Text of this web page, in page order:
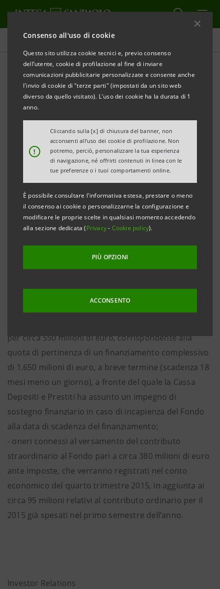
Consenso all'uso di cookie
Questo sito utilizza cookie tecnici e, previo consenso
dell’utente, cookie di profilazione al fine di inviare
comunicazioni pubblicitarie personalizzate e consente anche
l'invio di cookie di "terze parti" (impostati da un sito web
diverso da quello visitato). L'uso dei cookie ha la durata di 1
anno.
!
Cliccando sulla [x] di chiusura del banner, non
acconsenti all’uso dei cookie di profilazione. Non
potremo, perciò, personalizzare la tua esperienza
di navigazione, né offrirti contenuti in linea con le
tue preferenze o i tuoi comportamenti online.
È possibile consultare l'informativa estesa, prestare o meno
il consenso ai cookie o personalizzarne la configurazione e
modificare le proprie scelte in qualsiasi momento accedendo
alla sezione dedicata (Privacy- Cookie policy).
PIÙ OPZIONI
ACCONSENTO
Comunicati stampa
STAMPA AGGIORNA
INTESA SANPAOLOPARTECIPA PRO-QUOTA AL
PROCESSO DI RISOLUZIONE DI QUATTRO BANCHE
Torino, Milano, 23 novembre 2015– Intesa Sanpaolo
informa che gli interventi pro-quota previsti dal
processo di risoluzione di Banca delle Marche, Banca
Popolare dell’Etruria e del Lazio, Cassa di Risparmio
della Provincia di Chieti e Cassa di Risparmio di
Ferrara comportano per il Gruppo:
- l’erogazione di un finanziamento a favore del fondo
di risoluzione (il “Fondo”) per circa 780 milioni di euro,
corrispondente alla quota di pertinenza di un
per circa 550 milioni di euro, corrispondente alla
quota di pertinenza di un finanziamento complessivo
di 1.650 milioni di euro, a breve termine (scadenza 18
mesi meno un giorno), a fronte del quale la Cassa
Depositi e Prestiti ha assunto un impegno di
sostegno finanziario in caso di incapienza del Fondo
alla data di scadenza del finanziamento;
- oneri connessi al versamento del contributo
straordinario al Fondo pari a circa 380 milioni di euro
ante imposte, che verranno registrati nel conto
economico del quarto trimestre 2015, in aggiunta ai
circa 95 milioni relativi al contributo ordinario per il
2015 già spesati nel primo semestre dell’anno.
Investor Relations